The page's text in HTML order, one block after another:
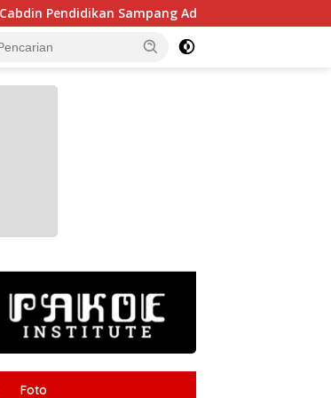
Sampang Adu Kekompakan Lewat Lomba
Foto